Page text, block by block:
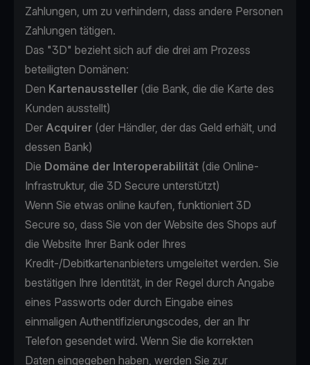
Zahlungen, um zu verhindern, dass andere Personen
Zahlungen tätigen.
Das "3D" bezieht sich auf die drei am Prozess
beteiligten Domänen:
Den Kartenaussteller (die Bank, die die Karte des
Kunden ausstellt)
Der Acquirer (der Händler, der das Geld erhält, und
dessen Bank)
Die Domäne der Interoperabilität (die Online-
Infrastruktur, die 3D Secure unterstützt)
Wenn Sie etwas online kaufen, funktioniert 3D
Secure so, dass Sie von der Website des Shops auf
die Website Ihrer Bank oder Ihres
Kredit-/Debitkartenanbieters umgeleitet werden. Sie
bestätigen Ihre Identität, in der Regel durch Angabe
eines Passworts oder durch Eingabe eines
einmaligen Authentifizierungscodes, der an Ihr
Telefon gesendet wird. Wenn Sie die korrekten
Daten eingegeben haben, werden Sie zur